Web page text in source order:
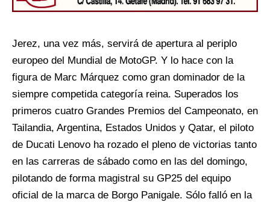
Jerez, una vez más, servirá de apertura al periplo
europeo del Mundial de MotoGP. Y lo hace con la
figura de Marc Márquez como gran dominador de la
siempre competida categoría reina. Superados los
primeros cuatro Grandes Premios del Campeonato, en
Tailandia, Argentina, Estados Unidos y Qatar, el piloto
de Ducati Lenovo ha rozado el pleno de victorias tanto
en las carreras de sábado como en las del domingo,
pilotando de forma magistral su GP25 del equipo
oficial de la marca de Borgo Panigale. Sólo falló en la